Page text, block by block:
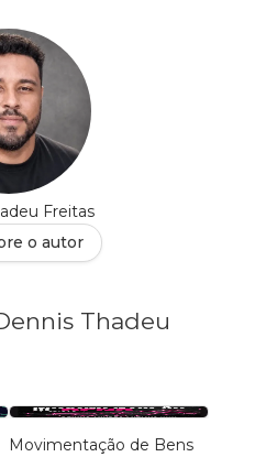
Freitas
o autor
Thadeu
Movimentação de Bens